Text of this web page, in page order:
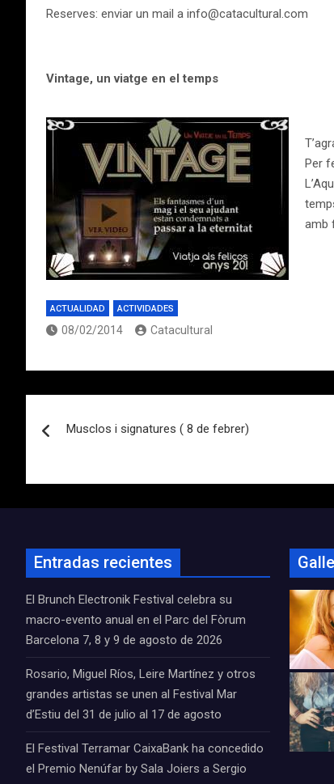
Reserves: enviar un mail a info@catacultural.com
Vintage, un viatge en el temps
Per
amb
ACTUALIDAD ACTIVIDADES
08/02/2014 Catacultural
de
entradas
Musclos i signatures ( 8 de febrer)
Entradas recientes
El Brunch Electronik Festival celebra su
macro-evento anual en el Parc del Fòrum
Barcelona 7, 8 y 9 de agosto de 2026
Rosario, Miguel Ríos, Leire Martínez y otros
grandes artistas se unen al Festival Mar
d’Estiu del 31 de julio al 17 de agosto
El Festival Terramar CaixaBank ha concedido
el Premio Nenúfar by Sala Joiers a Sergio